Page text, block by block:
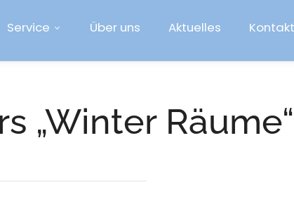
Service Über uns Aktuelles Kontakt
„Winter Räume“